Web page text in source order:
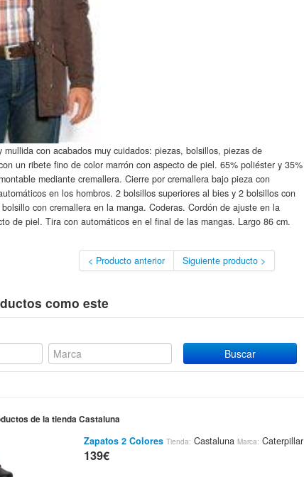
mullida con acabados muy cuidados: piezas, bolsillos, piezas de
un ribete fino de color marrón con aspecto de piel. 65% poliéster y 35%
mediante cremallera. Cierre por cremallera bajo pieza con
en los hombros. 2 bolsillos superiores al bies y 2 bolsillos con
con cremallera en la manga. Coderas. Cordón de ajuste en la
de piel. Tira con automáticos en el final de las mangas. Largo 86 cm.
< Producto anterior Siguiente producto >
como este
de la tienda Castaluna
Zapatos 2 Colores Tienda: Castaluna Marca: Caterpillar
139€